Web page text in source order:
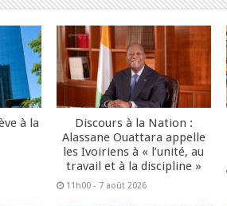
à la
Discours à la Nation :
Alassane Ouattara appelle
les Ivoiriens à « l’unité, au
travail et à la discipline »
11h00 - 7 août 2026